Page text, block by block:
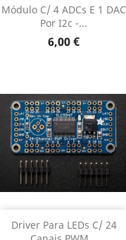
Módulo C/ 4 ADCs E 1 DAC
Por I2c -...
Preço
6,00 €
DESCONTINUADO
DESCONTINUADO
Driver Para LEDs C/ 24
Adicionar 